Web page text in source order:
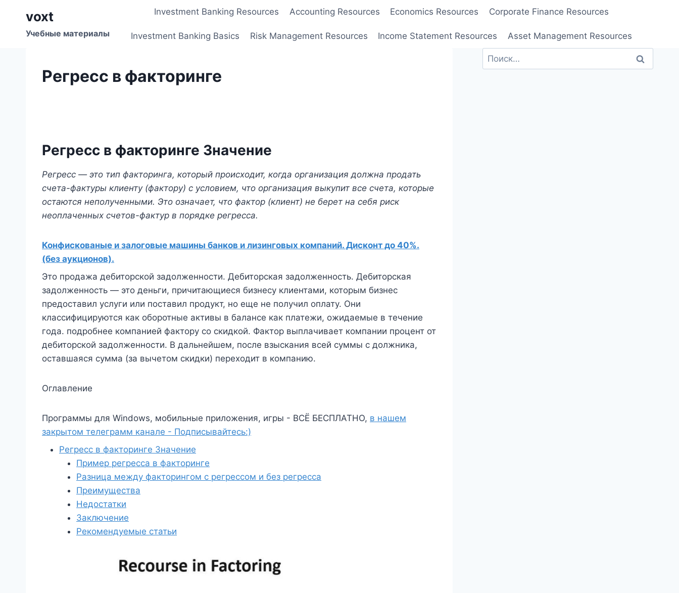
содержимому
voxt
Учебные материалы
Investment Banking Resources Accounting Resources Economics Resources Corporate Finance Resources
Investment Banking Basics Risk Management Resources Income Statement Resources Asset Management Resources
Регресс в факторинге
Регресс в факторинге Значение
Регресс — это тип факторинга, который происходит, когда организация должна продать
счета-фактуры клиенту (фактору) с условием, что организация выкупит все счета, которые
остаются неполученными. Это означает, что фактор (клиент) не берет на себя риск
неоплаченных счетов-фактур в порядке регресса.
Конфискованые и залоговые машины банков и лизинговых компаний. Дисконт до 40%.
(без аукционов).
Это продажа дебиторской задолженности. Дебиторская задолженность. Дебиторская
задолженность — это деньги, причитающиеся бизнесу клиентами, которым бизнес
предоставил услуги или поставил продукт, но еще не получил оплату. Они
классифицируются как оборотные активы в балансе как платежи, ожидаемые в течение
года. подробнее компанией фактору со скидкой. Фактор выплачивает компании процент от
дебиторской задолженности. В дальнейшем, после взыскания всей суммы с должника,
оставшаяся сумма (за вычетом скидки) переходит в компанию.
Оглавление
Программы для Windows, мобильные приложения, игры - ВСЁ БЕСПЛАТНО, в нашем
закрытом телеграмм канале - Подписывайтесь:)
Регресс в факторинге Значение
Пример регресса в факторинге
Разница между факторингом с регрессом и без регресса
Преимущества
Недостатки
Заключение
Рекомендуемые статьи
Найти: